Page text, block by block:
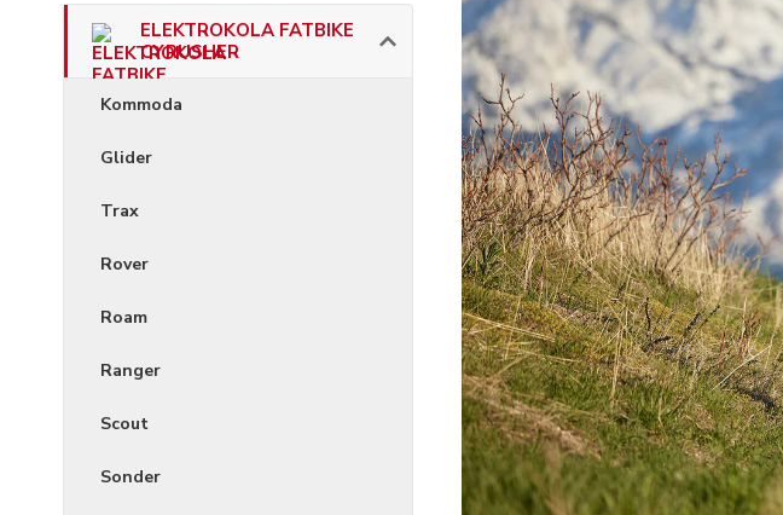
ELEKTROKOLA FATBIKE
CYRUSHER
Kommoda
Glider
Trax
Rover
Roam
Ranger
Scout
Sonder